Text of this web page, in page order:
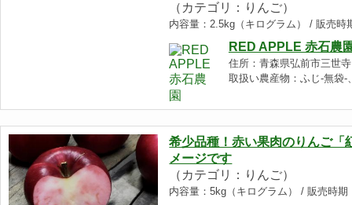
（カテゴリ：りんご）
内容量：2.5kg（キログラム） / 販売時
RED APPLE 赤石農
住所：青森県弘前市三世寺
取扱い農産物：ふじ-無袋
希少品種！赤い果肉のりんご
メージです
（カテゴリ：りんご）
内容量：5kg（キログラム） / 販売時期